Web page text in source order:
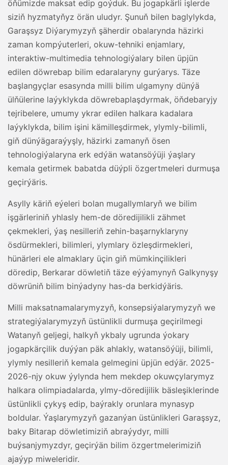
öňümizde maksat edip goýduk. Bu jogapkärli işlerde
siziň hyzmatyňyz örän uludyr. Şunuň bilen baglylykda,
Garaşsyz Diýarymyzyň şäherdir obalarynda häzirki
zaman kompýuterleri, okuw-tehniki enjamlary,
interaktiw-multimedia tehnologiýalary bilen üpjün
edilen döwrebap bilim edaralaryny gurýarys. Täze
başlangyçlar esasynda milli bilim ulgamyny dünýä
ülňülerine laýyklykda döwrebaplaşdyrmak, öňdebaryjy
tejribelere, umumy ykrar edilen halkara kadalara
laýyklykda, bilim işini kämilleşdirmek, ylymly-bilimli,
giň dünýägaraýyşly, häzirki zamanyň ösen
tehnologiýalaryna erk edýän watansöýüji ýaşlary
kemala getirmek babatda düýpli özgertmeleri durmuşa
geçirýäris.
Asylly käriň eýeleri bolan mugallymlaryň we bilim
işgärleriniň yhlasly hem-de döredijilikli zähmet
çekmekleri, ýaş nesilleriň zehin-başarnyklaryny
ösdürmekleri, bilimleri, ylymlary özleşdirmekleri,
hünärleri ele almaklary üçin giň mümkinçilikleri
döredip, Berkarar döwletiň täze eýýamynyň Galkynyşy
döwrüniň bilim binýadyny has-da berkidýäris.
Milli maksatnamalarymyzyň, konsepsiýalarymyzyň we
strategiýalarymyzyň üstünlikli durmuşa geçirilmegi
Watanyň geljegi, halkyň ykbaly ugrunda ýokary
jogapkärçilik duýýan päk ahlakly, watansöýüji, bilimli,
ylymly nesilleriň kemala gelmegini üpjün edýär. 2025-
2026-njy okuw ýylynda hem mekdep okuwçylarymyz
halkara olimpiadalarda, ylmy-döredijilik bäsleşiklerinde
üstünlikli çykyş edip, baýrakly orunlara mynasyp
boldular. Ýaşlarymyzyň gazanýan üstünlikleri Garaşsyz,
baky Bitarap döwletimiziň abraýydyr, milli
buýsanjymyzdyr, geçirýän bilim özgertmelerimiziň
ajaýyp miweleridir.